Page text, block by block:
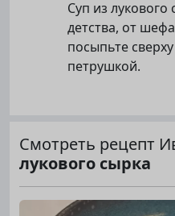
Суп из лукового
детства, от
посыпьте
петрушкой.
Смотреть рецепт
лукового сырка